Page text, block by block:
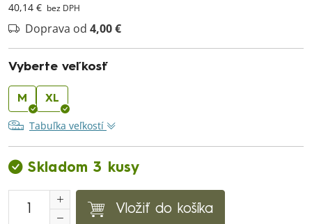
40,14 € bez DPH
Doprava od 4,00 €
Vyberte veľkosť
M XL
Tabuľka veľkostí
Skladom 3 kusy
Vložiť do košíka